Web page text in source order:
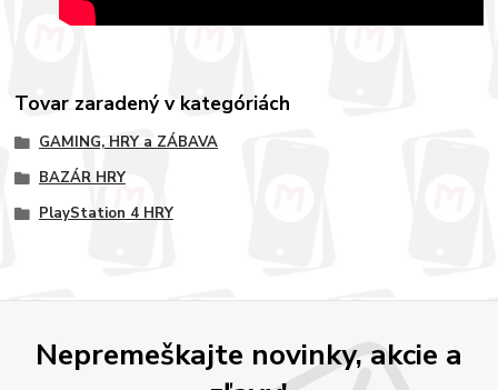
Tovar zaradený v kategóriách
GAMING, HRY a ZÁBAVA
BAZÁR HRY
PlayStation 4 HRY
Nepremeškajte novinky, akcie a